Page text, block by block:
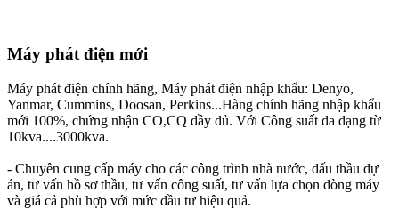
Máy phát điện mới
Máy phát điện chính hãng, Máy phát điện nhập khẩu: Denyo,
Yanmar, Cummins, Doosan, Perkins...Hàng chính hãng nhập khẩu
mới 100%, chứng nhận CO,CQ đầy đủ. Với Công suất đa dạng từ
10kva....3000kva.
- Chuyên cung cấp máy cho các công trình nhà nước, đấu thầu dự
án, tư vấn hồ sơ thầu, tư vấn công suất, tư vấn lựa chọn dòng máy
và giá cả phù hợp với mức đầu tư hiệu quả.